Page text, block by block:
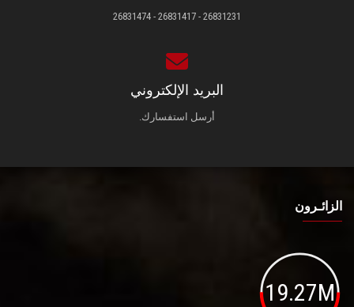
26831231 - 26831417 - 26831474
البريد الإلكتروني
أرسل استفسارك.
الزائـرون
19.27M